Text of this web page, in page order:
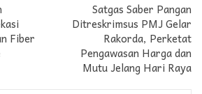
Fiber
Satgas Saber Pangan
Ditreskrimsus PMJ Gelar
Rakorda, Perketat
Pengawasan Harga dan
Mutu Jelang Hari Raya